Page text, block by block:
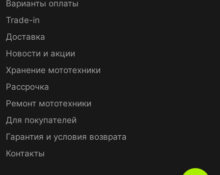
Варианты оплаты
Trade-in
Доставка
Новости и акции
Хранение мототехники
Рассрочка
Ремонт мототехники
Для покупателей
Гарантия и условия возврата
Контакты